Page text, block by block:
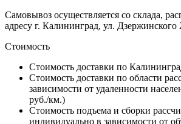
Самовывоз осуществляется со склада,
адресу г. Калининград, ул. Дзержинского
Стоимость
Стоимость доставки по
Стоимость доставки по области
зависимости от удаленности
руб./км.)
Стоимость подъема и сборки
индивидуально в зависимости от